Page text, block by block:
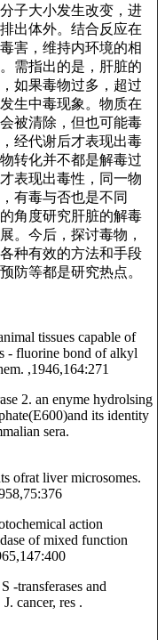
子大小发生改变，进
出体外。结合反应在
害，维持内环境的相
需指出的是，肝脏的
如果毒物过多，超过
生中毒现象。物质在
被清除，但也可能毒
经代谢后才表现出毒
转化并不都是解毒过
表现出毒性，同一物
有毒与否也是不同
角度研究肝脏的解毒
。今后，探讨毒物，
种有效的方法和手段
防等都是研究热点。
tissues capable of
- fluorine bond of alkyl
,1946,164:271
2. an enyme hydrolsing
its identity
sera.
ofrat liver microsomes.
action
of mixed function
-transferases and
cancer, res .